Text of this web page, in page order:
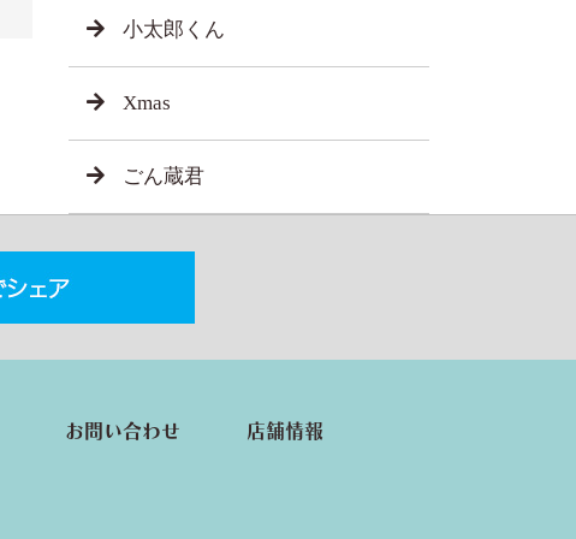
小太郎くん
Xmas
ごん蔵君
お問い合わせ 店舗情報